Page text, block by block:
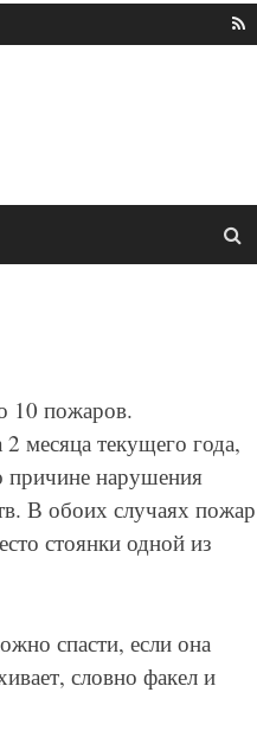
10 пожаров.
месяца текущего года,
причине нарушения
В обоих случаях пожар
стоянки одной из
спасти, если она
словно факел и